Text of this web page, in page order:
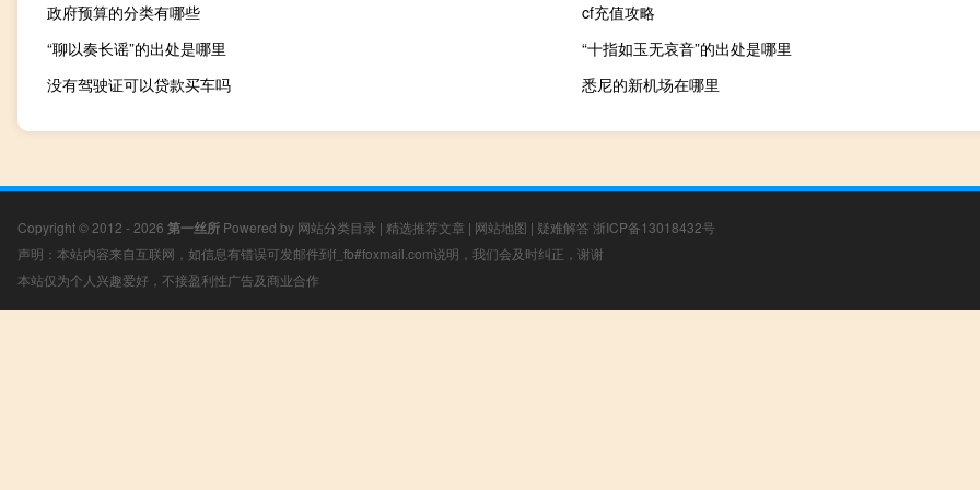
政府预算的分类有哪些
cf充值攻略
“聊以奏长谣”的出处是哪里
“十指如玉无哀音”的出处是哪里
没有驾驶证可以贷款买车吗
悉尼的新机场在哪里
Copyright © 2012 - 2026 第一丝所 Powered by 网站分类目录 | 精选推荐文章 | 网站地图 | 疑难解答 浙ICP备13018432号
声明：本站内容来自互联网，如信息有错误可发邮件到f_fb#foxmail.com说明，我们会及时纠正，谢谢
本站仅为个人兴趣爱好，不接盈利性广告及商业合作